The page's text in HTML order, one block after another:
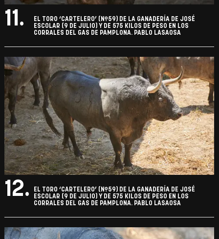
11.
EL TORO ‘CARTELERO’ (Nº59) DE LA GANADERÍA DE JOSÉ
ESCOLAR (9 DE JULIO) Y DE 575 KILOS DE PESO EN LOS
CORRALES DEL GAS DE PAMPLONA. PABLO LASAOSA
12.
EL TORO ‘CARTELERO’ (Nº59) DE LA GANADERÍA DE JOSÉ
ESCOLAR (9 DE JULIO) Y DE 575 KILOS DE PESO EN LOS
CORRALES DEL GAS DE PAMPLONA. PABLO LASAOSA